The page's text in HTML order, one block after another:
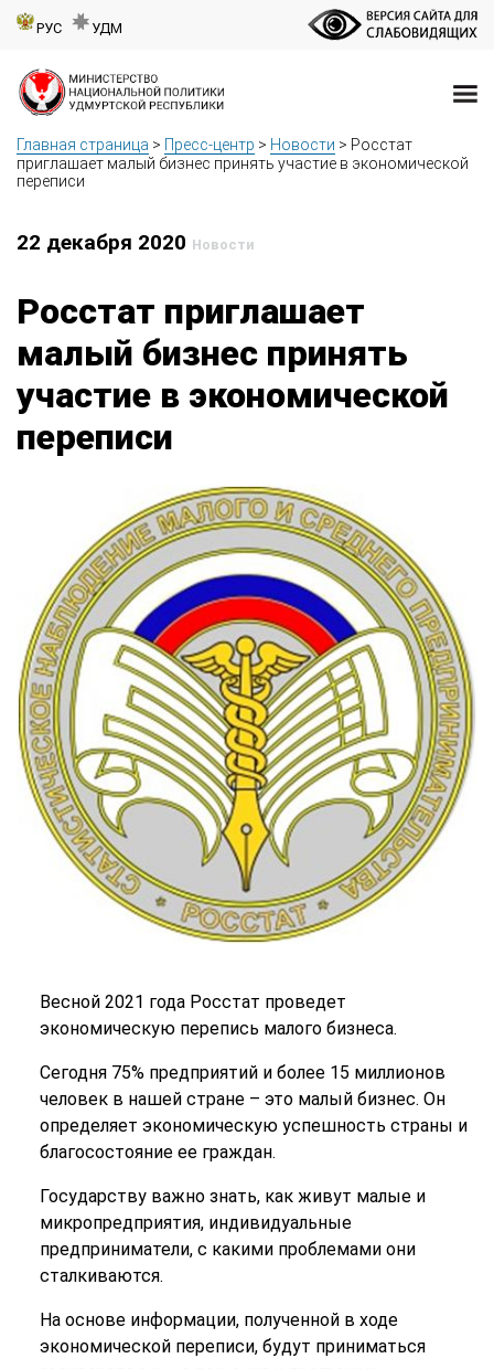
РУС УДМ
Главная страница > Пресс-центр > Новости > Росстат
приглашает малый бизнес принять участие в экономической
переписи
22 декабря 2020 Новости
Росстат приглашает
малый бизнес принять
участие в экономической
переписи
Весной 2021 года Росстат проведет
экономическую перепись малого бизнеса.
Сегодня 75% предприятий и более 15 миллионов
человек в нашей стране – это малый бизнес. Он
определяет экономическую успешность страны и
благосостояние ее граждан.
Государству важно знать, как живут малые и
микропредприятия, индивидуальные
предприниматели, с какими проблемами они
сталкиваются.
На основе информации, полученной в ходе
экономической переписи, будут приниматься